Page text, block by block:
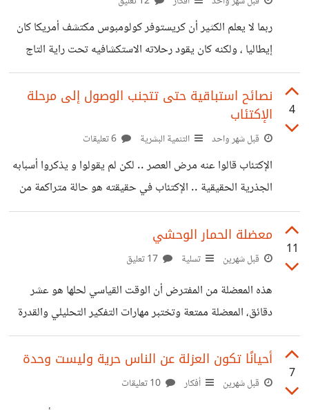
ربما لا يعلم الكثير أن كريستوفر كولومبوس مكتشف أمريكا كان
إيطاليا ، ولكنه كان يقود رحلاته الاستكشافيه تحت راية التاج
الاسباني، وفي إحدى رسائله إلى الملكة ايزابيل ملكة أسبانيا
يصف سكان أمريكا الاصليين كالاتي .." قابلت على هذه الارض
ألطف بشر قابلتهم في حياتي على الإطلاق ، لم أرى من قبل كرم
كهذا، فقد شاركونا أكلهم ومسكنهم بل حتى شاركونا نسائهم" ثم
يكمل في السطر التالي.." بعض الرجال المسلحين بالسيوف
سيكونون قادرين على استعبادهم جميعاً" رساله كولومبوس إلى
4
نصائح استباقية حتى تتجنب الوصول إلى مرحلة
الإكتئاب
قبل شهر واحد التنمية البشرية
الإكتئاب قالوا عنه مرض العصر .. لكن لم يقولوا و يذكروا أسبابه
الجذرية الحقيقية .. الإكتئاب في حقيقته هو حالة متراكمة من
الأحزان و من نفاذ مخزون الطاقة و من انعدام لذة و طعم الحياة
و هو حالة من الملل الشديد يشعر فيها المكتئب و كأنه قد استهلك
طاقته و عرف كل شيء عن الحياة .. و خاصة إذا رسخ في روتين
منطقة راحته .. لذلك الأذكياء عاطفيا
11
معضلة الحمار الوحشي
قبل شهرين تسلية
هذه المعضلة من المفترض أن الوقت القياسي لحلها هو عشر
دقائق، المعضلة ممتعة وتختبر مهارات التفكير التحليلي والقدرة
على حل المشكلات والاستنتاج المنطقي، ورقة وقلم وابدأ، ومن
ينتهي يخبرنا الوقت الذي استغرقه والنتيجة. المعضلة كالتالي:
من يملك الحمار الوحشي؟ 1- هناك خمسة منازل، لكل منها باب
7
أحيانًا تكون العزلة عن الناس حرية وليست وحدة
قبل شهرين أفكار